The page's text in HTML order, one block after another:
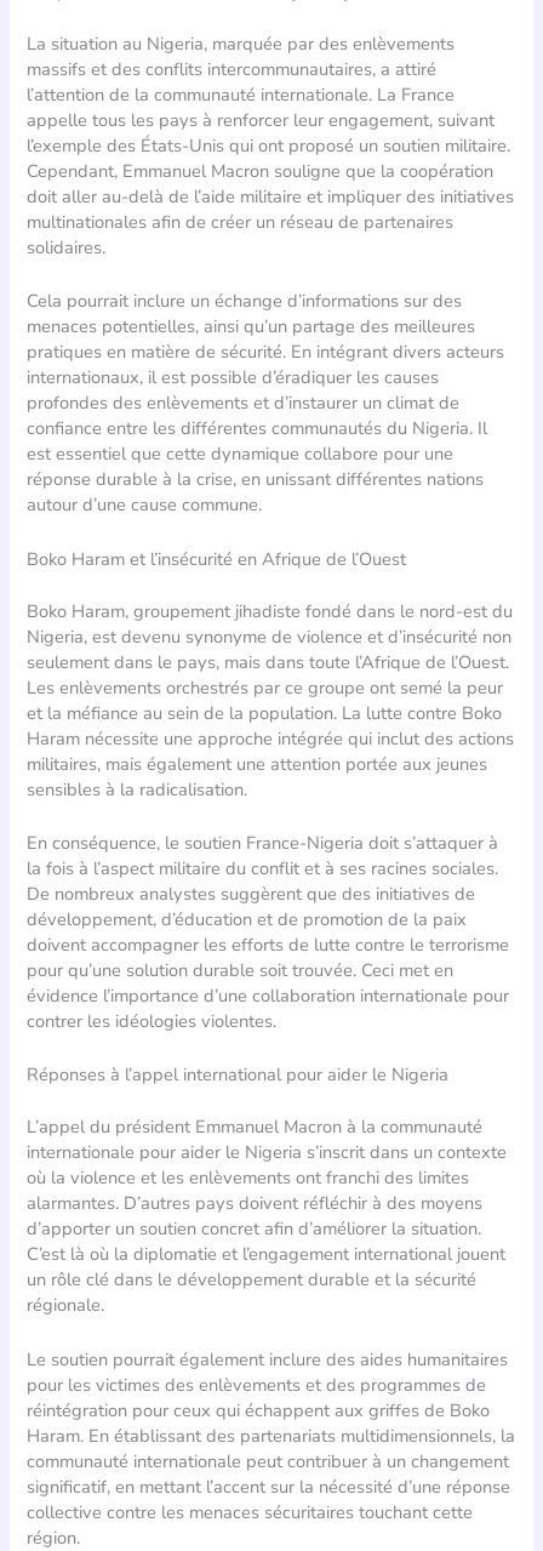
La situation au Nigeria, marquée par des enlèvements
massifs et des conflits intercommunautaires, a attiré
l’attention de la communauté internationale. La France
appelle tous les pays à renforcer leur engagement, suivant
l’exemple des États-Unis qui ont proposé un soutien militaire.
Cependant, Emmanuel Macron souligne que la coopération
doit aller au-delà de l’aide militaire et impliquer des initiatives
multinationales afin de créer un réseau de partenaires
solidaires.
Cela pourrait inclure un échange d’informations sur des
menaces potentielles, ainsi qu’un partage des meilleures
pratiques en matière de sécurité. En intégrant divers acteurs
internationaux, il est possible d’éradiquer les causes
profondes des enlèvements et d’instaurer un climat de
confiance entre les différentes communautés du Nigeria. Il
est essentiel que cette dynamique collabore pour une
réponse durable à la crise, en unissant différentes nations
autour d’une cause commune.
Boko Haram et l’insécurité en Afrique de l’Ouest
Boko Haram, groupement jihadiste fondé dans le nord-est du
Nigeria, est devenu synonyme de violence et d’insécurité non
seulement dans le pays, mais dans toute l’Afrique de l’Ouest.
Les enlèvements orchestrés par ce groupe ont semé la peur
et la méfiance au sein de la population. La lutte contre Boko
Haram nécessite une approche intégrée qui inclut des actions
militaires, mais également une attention portée aux jeunes
sensibles à la radicalisation.
En conséquence, le soutien France-Nigeria doit s’attaquer à
la fois à l’aspect militaire du conflit et à ses racines sociales.
De nombreux analystes suggèrent que des initiatives de
développement, d’éducation et de promotion de la paix
doivent accompagner les efforts de lutte contre le terrorisme
pour qu’une solution durable soit trouvée. Ceci met en
évidence l’importance d’une collaboration internationale pour
contrer les idéologies violentes.
Réponses à l’appel international pour aider le Nigeria
L’appel du président Emmanuel Macron à la communauté
internationale pour aider le Nigeria s’inscrit dans un contexte
où la violence et les enlèvements ont franchi des limites
alarmantes. D’autres pays doivent réfléchir à des moyens
d’apporter un soutien concret afin d’améliorer la situation.
C’est là où la diplomatie et l’engagement international jouent
un rôle clé dans le développement durable et la sécurité
régionale.
Le soutien pourrait également inclure des aides humanitaires
pour les victimes des enlèvements et des programmes de
réintégration pour ceux qui échappent aux griffes de Boko
Haram. En établissant des partenariats multidimensionnels, la
communauté internationale peut contribuer à un changement
significatif, en mettant l’accent sur la nécessité d’une réponse
collective contre les menaces sécuritaires touchant cette
région.